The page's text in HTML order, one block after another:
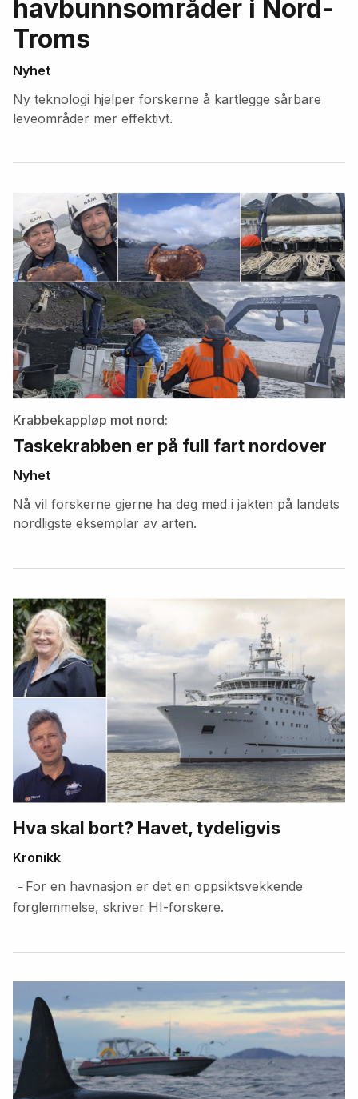
havbunnsområder i Nord-
Troms
Nyhet
Ny teknologi hjelper forskerne å kartlegge sårbare
leveområder mer effektivt.
Krabbekappløp mot nord:
Taskekrabben er på full fart nordover
Nyhet
Nå vil forskerne gjerne ha deg med i jakten på landets
nordligste eksemplar av arten.
Hva skal bort? Havet, tydeligvis
Kronikk
– For en havnasjon er det en oppsiktsvekkende
forglemmelse, skriver HI-forskere.
artikler